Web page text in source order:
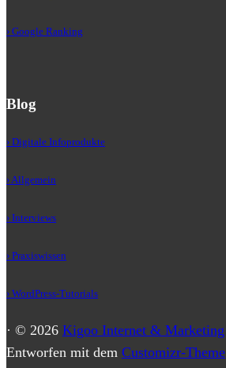
› Google Ranking
Blog
› Digitale Infoprodukte
› Allgemein
› Interviews
› Praxiswissen
› WordPress-Tutorials
· © 2026 Kigoo Internet & Marketing
Entworfen mit dem Customizr-Theme